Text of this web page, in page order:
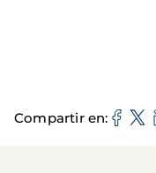
Compartir en